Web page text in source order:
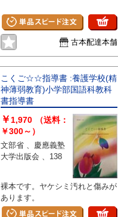
古本配達本舗
こくご☆☆指導書 :養護学校(精
神薄弱教育)小学部国語科教科
書指導書
￥ 1,970
（送料：
￥300～）
文部省 、慶應義塾
大学出版会 、138
裸本です。ヤケシミ汚れと傷みが
あります。